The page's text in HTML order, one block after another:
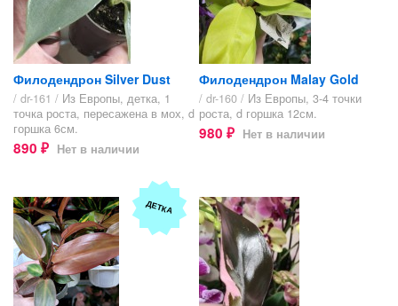
Филодендрон Silver Dust
/ dr-161 / Из Европы, детка, 1
точка роста, пересажена в мох, d
горшка 6см.
890 ₽ Нет в наличии
Филодендрон Malay Gold
/ dr-160 / Из Европы, 3-4 точки
роста, d горшка 12см.
980 ₽ Нет в наличии
ДЕТКА